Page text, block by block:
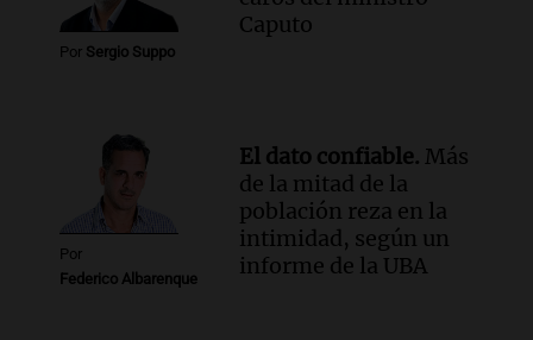
Por Sergio Suppo
Caputo
Por
Federico Albarenque
El dato confiable. Más
de la mitad de la
población reza en la
intimidad, según un
informe de la UBA